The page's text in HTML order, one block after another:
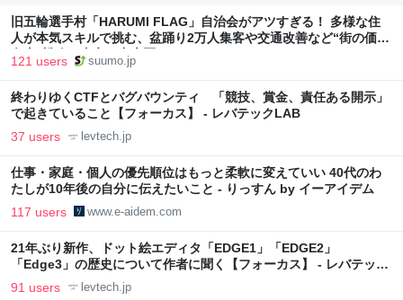
旧五輪選手村「HARUMI FLAG」自治会がアツすぎる！ 多様な住
人が本気スキルで挑む、盆踊り2万人集客や交通改善など“街の価値
向上”戦略 東京・中央区
121 users suumo.jp
終わりゆくCTFとバグバウンティ 「競技、賞金、責任ある開示」
で起きていること【フォーカス】 - レバテックLAB
37 users levtech.jp
仕事・家庭・個人の優先順位はもっと柔軟に変えていい 40代のわ
たしが10年後の自分に伝えたいこと - りっすん by イーアイデム
117 users www.e-aidem.com
21年ぶり新作、ドット絵エディタ「EDGE1」「EDGE2」
「Edge3」の歴史について作者に聞く【フォーカス】 - レバテック
LAB
91 users levtech.jp